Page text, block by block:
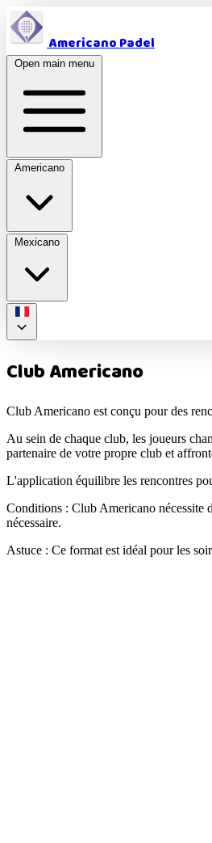
Americano Padel
Open main menu
Americano
Mexicano
Club Americano
Club Americano est conçu pour des
Au sein de chaque club, les joueurs
partenaire de votre propre club et
L'application équilibre les rencontres
Conditions : Club Americano nécessite
nécessaire.
Astuce : Ce format est idéal pour les